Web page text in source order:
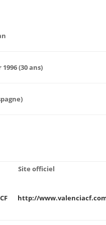
(30 ans)
Site officiel
http://